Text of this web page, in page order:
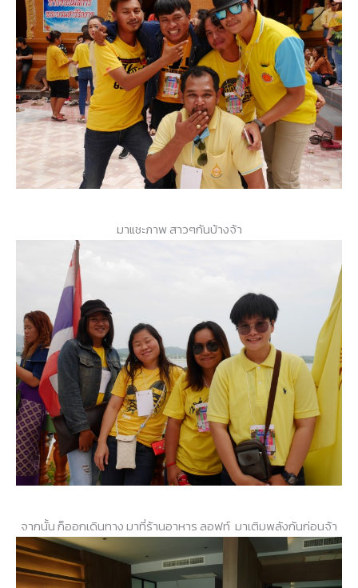
มาแชะภาพ สาวๆกันบ้างจ้า
จากนั้น ก็ออกเดินทาง มาที่ร้านอาหาร ลอฟท์ มาเติมพลังกันก่อนจ้า